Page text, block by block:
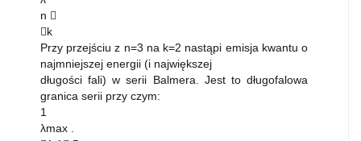
n 
k
Przy przejściu z n=3 na k=2 nastąpi emisja kwantu o
najmniejszej energii (i największej
długości fali) w serii Balmera. Jest to długofalowa
granica serii przy czym:
1
λmax .